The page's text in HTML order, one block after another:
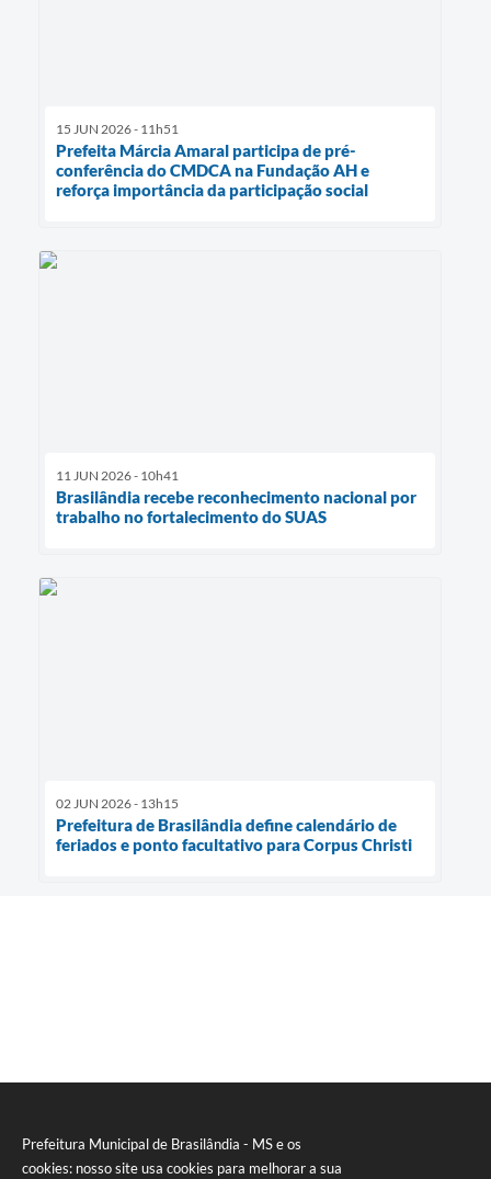
Prefeitura Municipal de Brasilândia - MS e os
cookies: nosso site usa cookies para melhorar a sua
15 JUN 2026 - 11h51
Prefeita Márcia Amaral participa de pré-
conferência do CMDCA na Fundação AH e
reforça importância da participação social
11 JUN 2026 - 10h41
Brasilândia recebe reconhecimento nacional por
trabalho no fortalecimento do SUAS
02 JUN 2026 - 13h15
Prefeitura de Brasilândia define calendário de
feriados e ponto facultativo para Corpus Christi